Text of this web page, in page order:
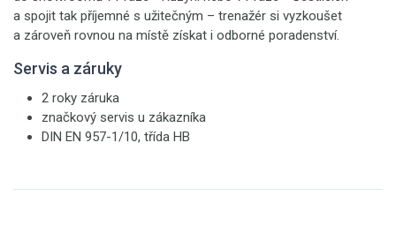
a spojit tak příjemné s užitečným – trenažér si vyzkoušet
a zároveň rovnou na místě získat i odborné poradenství.
Servis a záruky
2 roky záruka
značkový servis u zákazníka
DIN EN 957-1/10, třída HB